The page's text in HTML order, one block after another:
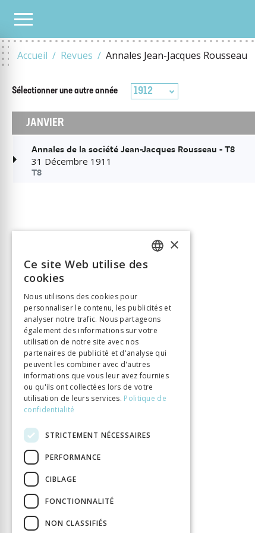
Accueil Revues Annales Jean-Jacques Rousseau
TOUS LES NUMÉROS
Sélectionner une autreannée 1912
JANVIER
Annales de la société Jean-Jacques Rousseau - T8
31 Décembre 1911
T8
ITALIAN
×
Ce site Web utilise des
cookies
Nous utilisons des cookies pour
personnaliser le contenu, les publicités et
analyser notre trafic. Nous partageons
également des informations sur votre
utilisation de notre site avec nos
partenaires de publicité et d'analyse qui
peuvent les combiner avec d'autres
informations que vous leur avez fournies
ou qu'ils ont collectées lors de votre
utilisation de leurs services. Politique de
confidentialité
STRICTEMENT NÉCESSAIRES
PERFORMANCE
CIBLAGE
FONCTIONNALITÉ
NON CLASSIFIÉS